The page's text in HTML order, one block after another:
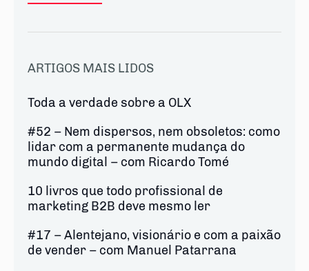
ARTIGOS MAIS LIDOS
Toda a verdade sobre a OLX
#52 – Nem dispersos, nem obsoletos: como
lidar com a permanente mudança do
mundo digital – com Ricardo Tomé
10 livros que todo profissional de
marketing B2B deve mesmo ler
#17 – Alentejano, visionário e com a paixão
de vender – com Manuel Patarrana